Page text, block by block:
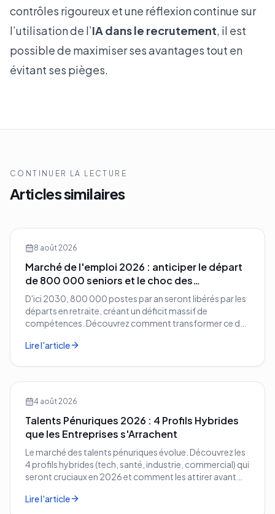
contrôles rigoureux et une réflexion continue sur
l’utilisation de l’IA dans le recrutement, il est
possible de maximiser ses avantages tout en
évitant ses pièges.
CONTINUER LA LECTURE
Articles similaires
8 août 2026
Marché de l'emploi 2026 : anticiper le départ
de 800 000 seniors et le choc des
compétences
D'ici 2030, 800 000 postes par an seront libérés par les
départs en retraite, créant un déficit massif de
compétences. Découvrez comment transformer ce défi
entreprise.
Lire l'article
4 août 2026
Talents Pénuriques 2026 : 4 Profils Hybrides
que les Entreprises s'Arrachent
Le marché des talents pénuriques évolue. Découvrez les
4 profils hybrides (tech, santé, industrie, commercial) qui
seront cruciaux en 2026 et comment les attirer avant
Lire l'article